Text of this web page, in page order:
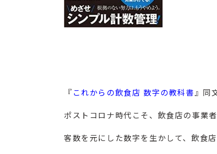
『これからの飲食店 数字の教科書』同
ポストコロナ時代こそ、飲食店の事業
客数を元にした数字を生かして、飲食